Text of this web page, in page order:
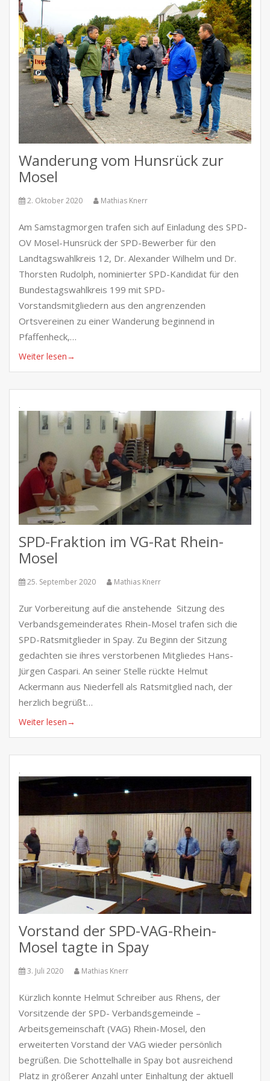
Wanderung vom Hunsrück zur
Mosel
2. Oktober 2020 Mathias Knerr
Am Samstagmorgen trafen sich auf Einladung des SPD-
OV Mosel-Hunsrück der SPD-Bewerber für den
Landtagswahlkreis 12, Dr. Alexander Wilhelm und Dr.
Thorsten Rudolph, nominierter SPD-Kandidat für den
Bundestagswahlkreis 199 mit SPD-
Vorstandsmitgliedern aus den angrenzenden
Ortsvereinen zu einer Wanderung beginnend in
Pfaffenheck,…
Weiter lesen→
.
SPD-Fraktion im VG-Rat Rhein-
Mosel
25. September 2020 Mathias Knerr
Zur Vorbereitung auf die anstehende Sitzung des
Verbandsgemeinderates Rhein-Mosel trafen sich die
SPD-Ratsmitglieder in Spay. Zu Beginn der Sitzung
gedachten sie ihres verstorbenen Mitgliedes Hans-
Jürgen Caspari. An seiner Stelle rückte Helmut
Ackermann aus Niederfell als Ratsmitglied nach, der
herzlich begrüßt…
Weiter lesen→
Vorstand der SPD-VAG-Rhein-
Mosel tagte in Spay
3. Juli 2020 Mathias Knerr
Kürzlich konnte Helmut Schreiber aus Rhens, der
Vorsitzende der SPD- Verbandsgemeinde –
Arbeitsgemeinschaft (VAG) Rhein-Mosel, den
erweiterten Vorstand der VAG wieder persönlich
begrüßen. Die Schottelhalle in Spay bot ausreichend
Platz in größerer Anzahl unter Einhaltung der aktuell